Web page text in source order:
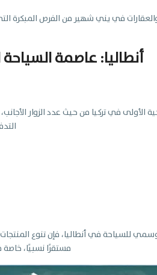
في يني شهير من الفرص المبكرة
أنطاليا: عاصمة
الأولى في تركيا من حيث عدد الزوار
للسياحة في أنطاليا، فإن تنوع المنتجات
مستقرًا نسبيًا،